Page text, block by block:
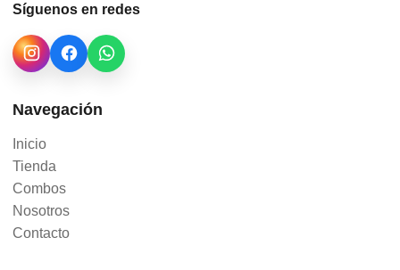
Síguenos en redes
Navegación
Inicio
Tienda
Combos
Nosotros
Contacto